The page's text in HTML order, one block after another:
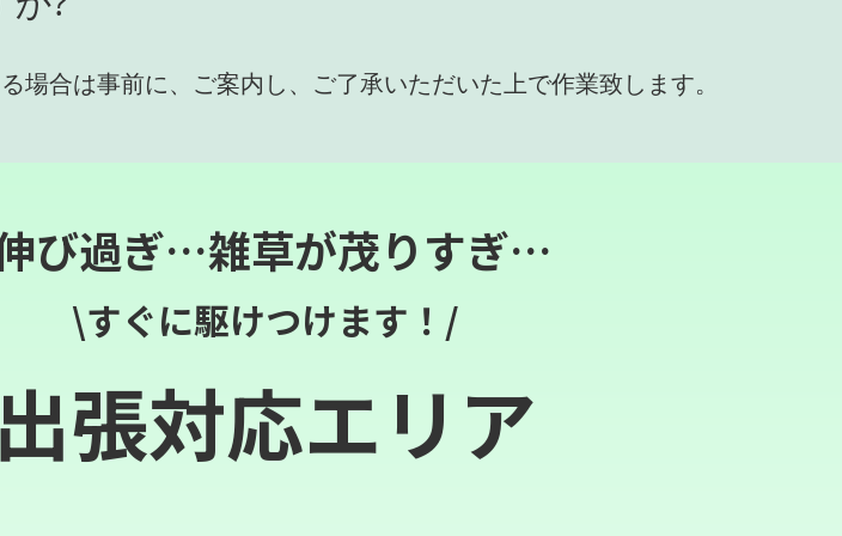
合は事前に、ご案内し、ご了承いただいた上で作業致します。
び過ぎ…雑草が茂りすぎ…
\すぐに駆けつけます！/
出張対応エリア